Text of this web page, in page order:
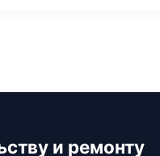
и ремонту